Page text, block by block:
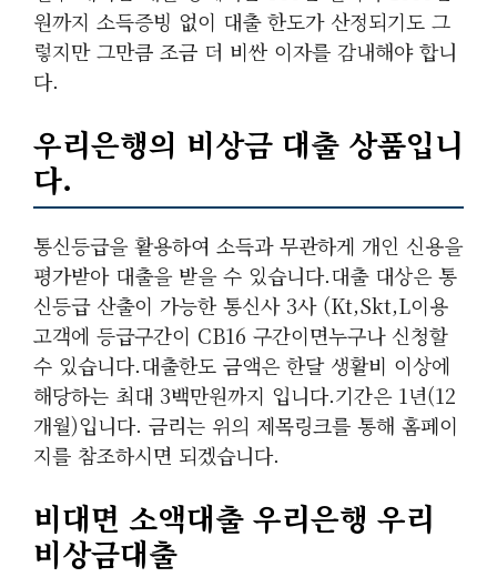
원까지 소득증빙 없이 대출 한도가 산정되기도 그
렇지만 그만큼 조금 더 비싼 이자를 감내해야 합니
다.
우리은행의 비상금 대출 상품입니
다.
통신등급을 활용하여 소득과 무관하게 개인 신용을
평가받아 대출을 받을 수 있습니다.대출 대상은 통
신등급 산출이 가능한 통신사 3사 (kt,skt,l이용
고객에 등급구간이 CB16 구간이면누구나 신청할
수 있습니다.대출한도 금액은 한달 생활비 이상에
해당하는 최대 3백만원까지 입니다.기간은 1년(12
개월)입니다. 금리는 위의 제목링크를 통해 홈페이
지를 참조하시면 되겠습니다.
비대면 소액대출 우리은행 우리
비상금대출